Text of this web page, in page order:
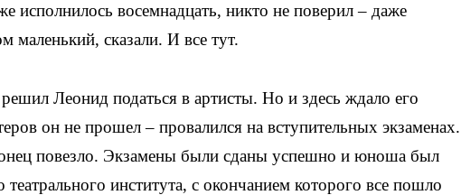
исполнилось восемнадцать, никто не поверил – даже
маленький, сказали. И все тут.
решил Леонид податься в артисты. Но и здесь ждало его
он не прошел – провалился на вступительных экзаменах.
повезло. Экзамены были сданы успешно и юноша был
института, с окончанием которого все пошло